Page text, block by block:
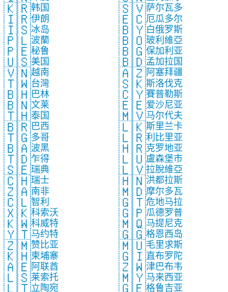
🇰🇷韩国
🇮🇷伊朗
🇮🇸冰岛
🇵🇱波蘭
🇵🇪秘鲁
🇺🇸美国
🇻🇳越南
🇹🇼台灣
🇧🇭巴林
🇧🇳文莱
🇹🇭泰国
🇧🇷巴西
🇹🇬多哥
🇧🇦波黑
🇹🇩乍得
🇸🇪瑞典
🇨🇭瑞士
🇿🇦南非
🇨🇱智利
🇽🇰科索沃
🇰🇼科威特
🇾🇹马约特
🇿🇲赞比亚
🇰🇭柬埔寨
🇦🇪阿联酋
🇱🇸莱索托
立陶宛
🇸🇻萨尔瓦多
🇪🇨厄瓜多尔
🇧🇾白俄罗斯
🇧🇴玻利維亞
🇧🇬保加利亚
🇧🇩孟加拉国
🇦🇿阿塞拜疆
🇸🇰斯洛伐克
🇨🇾賽普勒斯
🇪🇪爱沙尼亚
🇲🇻马尔代夫
🇱🇰斯里兰卡
🇱🇷利比里亚
🇭🇷克罗地亚
🇱🇺盧森堡市
🇱🇻拉脫維亞
🇭🇳洪都拉斯
🇲🇩摩尔多瓦
🇬🇹危地马拉
🇬🇵瓜德罗普
🇲🇶马提尼克
🇬🇬格恩西岛
🇲🇺毛里求斯
🇬🇮直布罗陀
🇿🇼津巴布韦
🇲🇾马来西亚
格鲁吉亚